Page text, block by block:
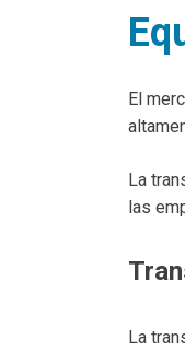
El
La
las
La